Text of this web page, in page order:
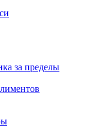
за пределы